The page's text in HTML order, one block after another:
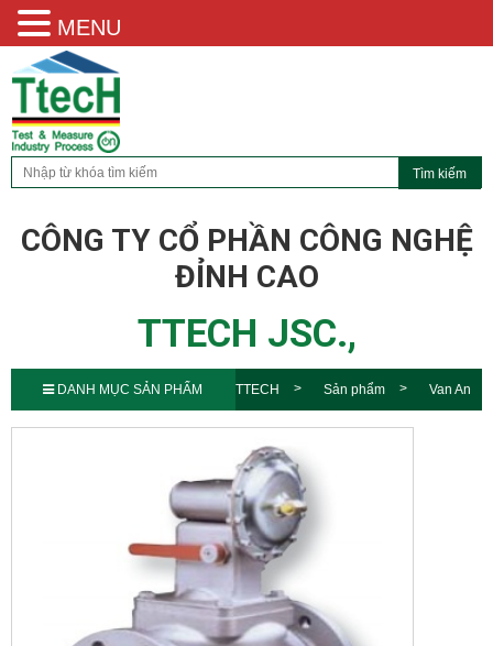
CÔNG TY CỔ PHẦN CÔNG NGHỆ
ĐỈNH CAO
TTECH JSC.,
DANH MỤC SẢN PHẨM TTECH Sản phẩm Van An
Toàn Itron SSV 8600
MENU